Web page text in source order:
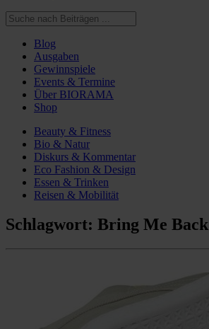
Blog
Ausgaben
Gewinnspiele
Events & Termine
Über BIORAMA
Shop
Beauty & Fitness
Bio & Natur
Diskurs & Kommentar
Eco Fashion & Design
Essen & Trinken
Reisen & Mobilität
Schlagwort: Bring Me Back